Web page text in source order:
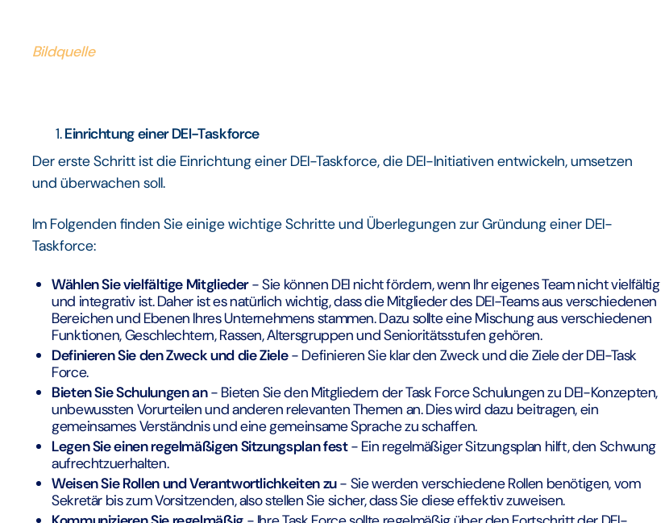
Bildquelle
Einrichtung einer DEI-Taskforce
Der erste Schritt ist die Einrichtung einer DEI-Taskforce, die DEI-Initiativen entwickeln, umsetzen
und überwachen soll.
Im Folgenden finden Sie einige wichtige Schritte und Überlegungen zur Gründung einer DEI-
Taskforce:
Wählen Sie vielfältige Mitglieder- Sie können DEI nicht fördern, wenn Ihr eigenes Team nicht vielfältig
und integrativ ist. Daher ist es natürlich wichtig, dass die Mitglieder des DEI-Teams aus verschiedenen
Bereichen und Ebenen Ihres Unternehmens stammen. Dazu sollte eine Mischung aus verschiedenen
Funktionen, Geschlechtern, Rassen, Altersgruppen und Senioritätsstufen gehören.
Definieren Sie den Zweck und die Ziele- Definieren Sie klar den Zweck und die Ziele der DEI-Task
Force.
Bieten Sie Schulungen an- Bieten Sie den Mitgliedern der Task Force Schulungen zu DEI-Konzepten,
unbewussten Vorurteilen und anderen relevanten Themen an. Dies wird dazu beitragen, ein
gemeinsames Verständnis und eine gemeinsame Sprache zu schaffen.
Legen Sie einen regelmäßigen Sitzungsplan fest- Ein regelmäßiger Sitzungsplan hilft, den Schwung
aufrechtzuerhalten.
Weisen Sie Rollen und Verantwortlichkeiten zu- Sie werden verschiedene Rollen benötigen, vom
Sekretär bis zum Vorsitzenden, also stellen Sie sicher, dass Sie diese effektiv zuweisen.